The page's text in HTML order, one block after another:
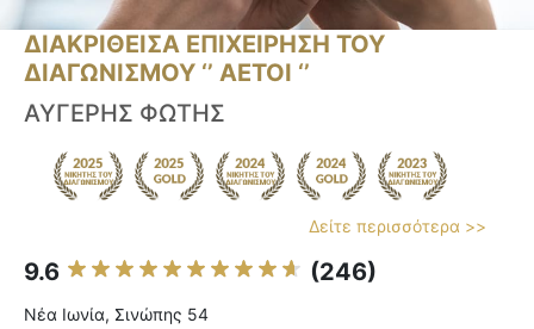
ΔΙΑΚΡΙΘΕΙΣΑ ΕΠΙΧΕΙΡΗΣΗ ΤΟΥ
ΔΙΑΓΩΝΙΣΜΟΥ ‘’ ΑΕΤΟΙ ‘’
ΑΥΓΕΡΗΣ ΦΩΤΗΣ
Δείτε περισσότερα >>
9.6 (246)
Νέα Ιωνία, Σινώπης 54